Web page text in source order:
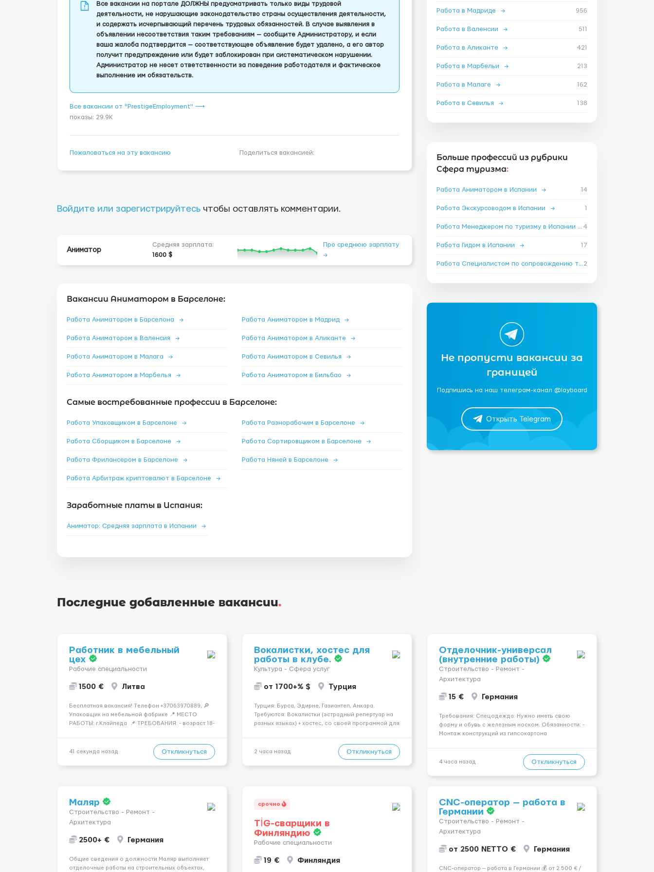
Все вакансии на портале ДОЛЖНЫ предусматривать только виды трудовой
деятельности, не нарушающие законодательство страны осуществления деятельности,
и содержать исчерпывающий перечень трудовых обязанностей. В случае выявления в
объявлении несоответствия таким требованиям — сообщите Администратору, и если
ваша жалоба подтвердится — соответствующее объявление будет удалено, а его автор
получит предупреждение или будет заблокирован при систематическом нарушении.
Администратор не несет ответственности за поведение работодателя и фактическое
выполнение им обязательств.
Все вакансии от "PrestigeEmployment" ⟶
показы: 29.9K
Пожаловаться на эту вакансию Поделиться вакансией:
Войдите или зарегистрируйтесь чтобы оставлять комментарии.
Аниматор
Средняя зарплата:
1600 $
Про среднюю зарплату
→
Вакансии Аниматором в Барселоне:
Работа Аниматором в Барселона → Работа Аниматором в Мадрид →
Работа Аниматором в Валенсия → Работа Аниматором в Аликанте →
Работа Аниматором в Малага → Работа Аниматором в Севилья →
Работа Аниматором в Марбелья → Работа Аниматором в Бильбао →
Самые востребованные профессии в Барселоне:
Работа Упаковщиком в Барселоне → Работа Разнорабочим в Барселоне →
Работа Сборщиком в Барселоне → Работа Сортировщиком в Барселоне →
Работа Фрилансером в Барселоне → Работа Няней в Барселоне →
Работа Арбитраж криптовалют в Барселоне →
Заработные платы в Испания:
Аниматор: Средняя зарплата в Испании →
Работа в Мадриде → 956
Работа в Валенсии → 511
Работа в Аликанте → 421
Работа в Марбельи → 213
Работа в Малаге → 162
Работа в Севилья → 138
Больше профессий из рубрики
Сфера туризма:
Работа Аниматором в Испании → 14
Работа Экскурсоводом в Испании → 1
Работа Менеджером по туризму в Испании→4
Работа Гидом в Испании → 17
Работа Специалистом по сопровождению туристов в Испании 2
Не пропусти вакансии за
границей
Подпишись на наш телеграм-канал @layboard
Открыть Telegram
Последние добавленные вакансии.
Работник в мебельный
цех
Рабочие специальности
1500 € Литва
Бесплатная вакансия! Tелефон +37063970889, 🔎
Упаковщик на мебельной фабрике 📍 МЕСТО
РАБОТЫ: г.Клайпеда 📌 ТРЕБОВАНИЯ: - возраст 18-
нетто 📃 ОБЯЗАННОСТИ: - с...
41 секунда назад Откликнуться
Вокалистки, хостес для
работы в клубе.
Культура - Сфера услуг
от 1700+% $ Турция
Турция: Бурса, Эдирне, Газиантеп, Анкара.
Требуются: Вокалистки (эстрадный репертуар на
разных языках) + хостеc, со своей программой для
трех месяцев. Мед. страховка. Высокая зарплат...
2 часа назад Откликнуться
Отделочник-универсал
(внутренние работы)
Строительство - Ремонт -
Архитектура
15 € Германия
Требования: Спецодежда: Нужно иметь свою
форму и обувь с железным носком. Обязанности: -
Монтаж конструкций из гипсокартона
Выполнение малярных работ (шпатлевка,
грунтовка, покраска); - Штукатурные работы ...
4 часа назад Откликнуться
Маляр
Строительство - Ремонт -
Архитектура
2500+ € Германия
Общие сведения о должности Маляр выполняет
отделочные работы на строительных объектах,
срочно
TİG-сварщики в
Финляндию
Рабочие специальности
19 € Финляндия
CNC-оператор — работа в
Германии
Строительство - Ремонт -
Архитектура
от 2500 NETTO € Германия
CNC-оператор — работа в Германии 💰 от 2 500 € /